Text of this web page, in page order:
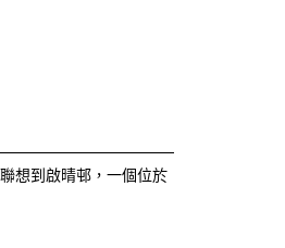
想到啟晴邨，一個位於